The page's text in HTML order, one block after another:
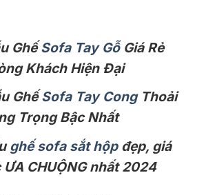
GhếSofa Tay GỗGiá Rẻ
Khách Hiện Đại
GhếSofa Tay CongThoải
Trọng Bậc Nhất
ghế sofa sắt hộpđẹp, giá
CHUỘNG nhất 2024